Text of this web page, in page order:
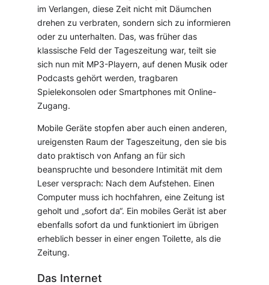
im Verlangen, diese Zeit nicht mit Däumchen
drehen zu verbraten, sondern sich zu informieren
oder zu unterhalten. Das, was früher das
klassische Feld der Tageszeitung war, teilt sie
sich nun mit MP3-Playern, auf denen Musik oder
Podcasts gehört werden, tragbaren
Spielekonsolen oder Smartphones mit Online-
Zugang.
Mobile Geräte stopfen aber auch einen anderen,
ureigensten Raum der Tageszeitung, den sie bis
dato praktisch von Anfang an für sich
beanspruchte und besondere Intimität mit dem
Leser versprach: Nach dem Aufstehen. Einen
Computer muss ich hochfahren, eine Zeitung ist
geholt und „sofort da“. Ein mobiles Gerät ist aber
ebenfalls sofort da und funktioniert im übrigen
erheblich besser in einer engen Toilette, als die
Zeitung.
Das Internet